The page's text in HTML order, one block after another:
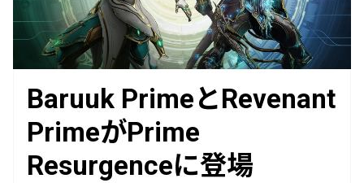
Baruuk PrimeとRevenant
PrimeがPrime
Resurgenceに登場